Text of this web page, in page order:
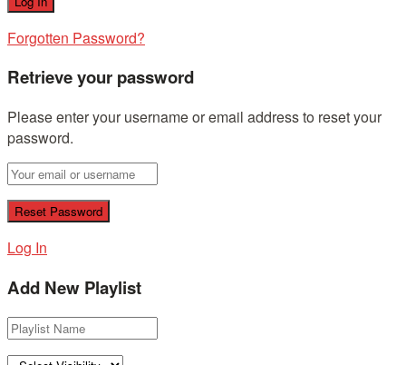
Forgotten Password?
Retrieve your password
Please enter your username or email address to reset your
password.
Log In
Add New Playlist